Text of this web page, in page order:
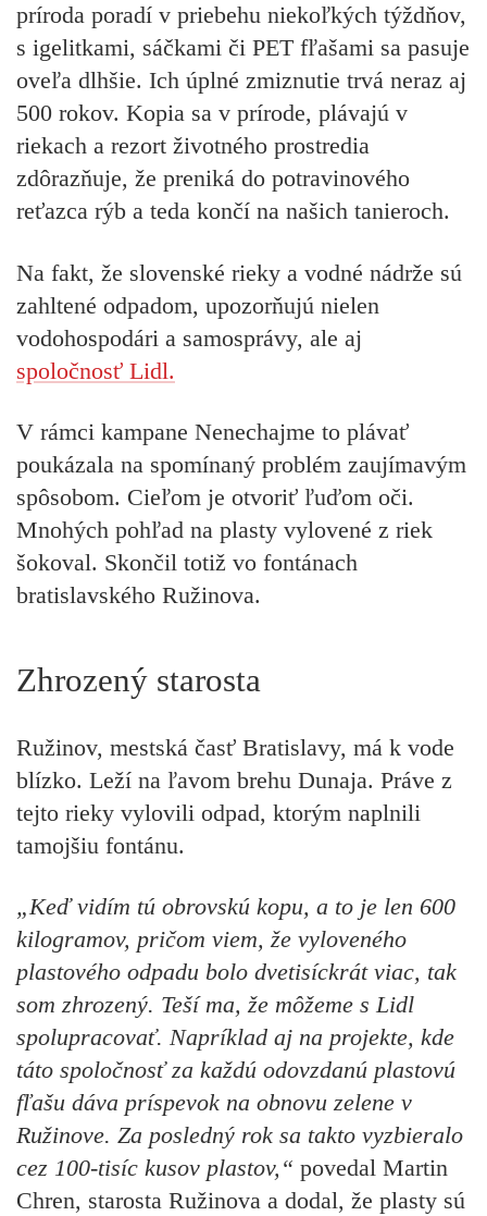
príroda poradí v priebehu niekoľkých týždňov,
s igelitkami, sáčkami či PET fľašami sa pasuje
oveľa dlhšie. Ich úplné zmiznutie trvá neraz aj
500 rokov. Kopia sa v prírode, plávajú v
riekach a rezort životného prostredia
zdôrazňuje, že preniká do potravinového
reťazca rýb a teda končí na našich tanieroch.
Na fakt, že slovenské rieky a vodné nádrže sú
zahltené odpadom, upozorňujú nielen
vodohospodári a samosprávy, ale aj
spoločnosť Lidl.
V rámci kampane Nenechajme to plávať
poukázala na spomínaný problém zaujímavým
spôsobom. Cieľom je otvoriť ľuďom oči.
Mnohých pohľad na plasty vylovené z riek
šokoval. Skončil totiž vo fontánach
bratislavského Ružinova.
Zhrozený starosta
Ružinov, mestská časť Bratislavy, má k vode
blízko. Leží na ľavom brehu Dunaja. Práve z
tejto rieky vylovili odpad, ktorým naplnili
tamojšiu fontánu.
„Keď vidím tú obrovskú kopu, a to je len 600
kilogramov, pričom viem, že vyloveného
plastového odpadu bolo dvetisíckrát viac, tak
som zhrozený. Teší ma, že môžeme s Lidl
spolupracovať. Napríklad aj na projekte, kde
táto spoločnosť za každú odovzdanú plastovú
fľašu dáva príspevok na obnovu zelene v
Ružinove. Za posledný rok sa takto vyzbieralo
cez 100-tisíc kusov plastov,“ povedal Martin
Chren, starosta Ružinova a dodal, že plasty sú